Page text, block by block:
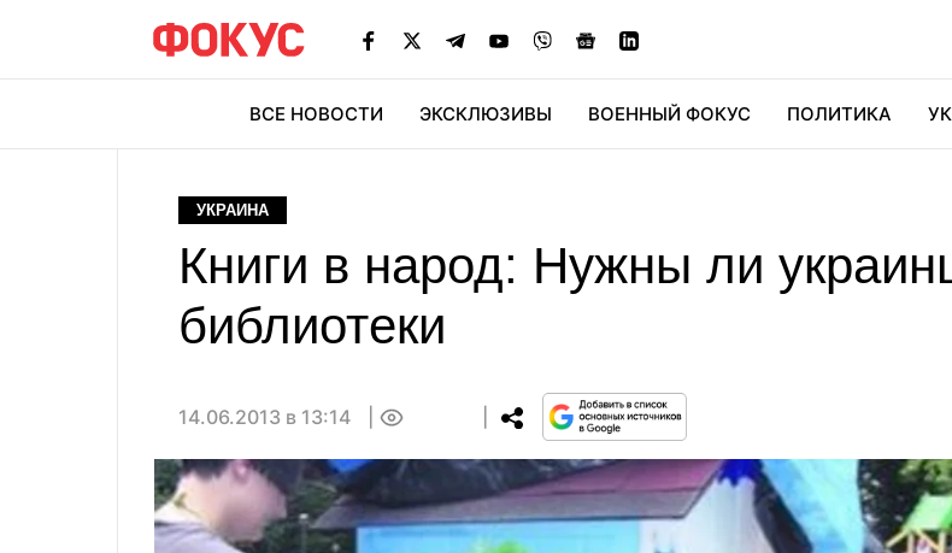
ВСЕ НОВОСТИ ЭКСКЛЮЗИВЫ ВОЕННЫЙ ФОКУС ПОЛИТИКА
УКРАИНА
Книги в народ: Нужны ли
библиотеки
14.06.2013 в 13:14